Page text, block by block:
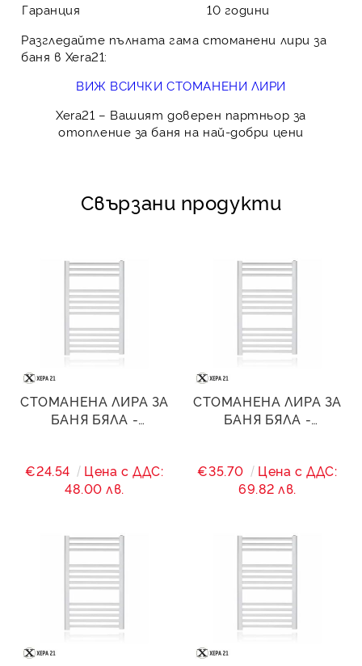
Гаранция
10 години
Разгледайте пълната гама стоманени лири за
баня в Xera21:
ВИЖ ВСИЧКИ СТОМАНЕНИ ЛИРИ
Xera21 – Вашият доверен партньор за
отопление за баня на най-добри цени
Свързани продукти
СТОМАНЕНА ЛИРА ЗА
БАНЯ БЯЛА -
€24.54
Цена с ДДС:
48.00 лв.
СТОМАНЕНА ЛИРА ЗА
БАНЯ БЯЛА -
€35.70
Цена с ДДС:
69.82 лв.